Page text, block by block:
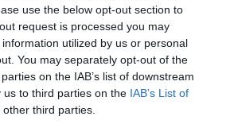
use the below opt-out section to
request is processed you may
utilized by us or personal
You may separately opt-out of the
on the IAB’s list of downstream
to third parties on the IAB’s List of
third parties.